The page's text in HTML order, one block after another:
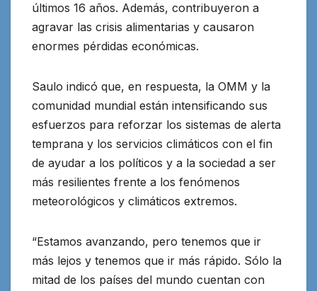
últimos 16 años. Además, contribuyeron a
agravar las crisis alimentarias y causaron
enormes pérdidas económicas.
Saulo indicó que, en respuesta, la OMM y la
comunidad mundial están intensificando sus
esfuerzos para reforzar los sistemas de alerta
temprana y los servicios climáticos con el fin
de ayudar a los políticos y a la sociedad a ser
más resilientes frente a los fenómenos
meteorológicos y climáticos extremos.
“Estamos avanzando, pero tenemos que ir
más lejos y tenemos que ir más rápido. Sólo la
mitad de los países del mundo cuentan con